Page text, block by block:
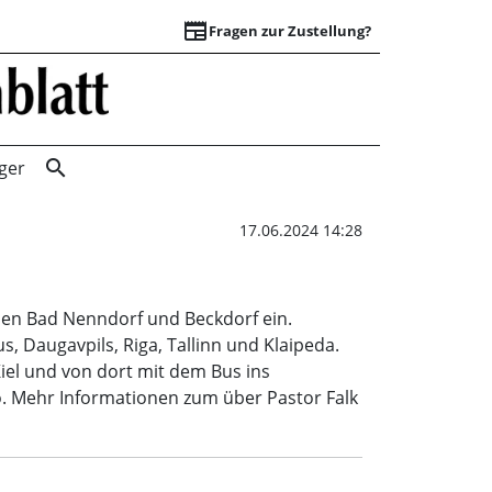
newspaperFragen zur Zustellung?
Fahrt ins
search
17.06.2024 14:28
Bad Nenndorf und Beckdorf ein.
Daugavpils, Riga, Tallinn und Klaipeda.
und von dort mit dem Bus ins
Mehr Informationen zum über Pastor Falk